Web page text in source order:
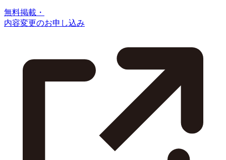
無料掲載・
内容変更のお申し込み